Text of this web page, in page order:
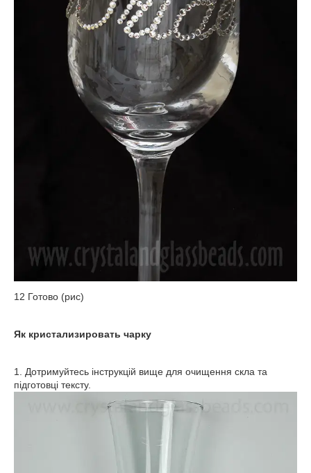
12 Готово (рис)
Як кристализировать чарку
1. Дотримуйтесь інструкцій вище для очищення скла та
підготовці тексту.